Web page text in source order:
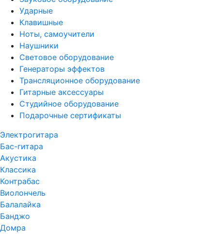
Ударные
Клавишные
Ноты, самоучители
Наушники
Световое оборудование
Генераторы эффектов
Трансляционное оборудование
Гитарные аксессуары
Студийное оборудование
Подарочные сертификаты
Электрогитара
Бас-гитара
Акустика
Классика
Контрабас
Виолончель
Балалайка
Банджо
Домра